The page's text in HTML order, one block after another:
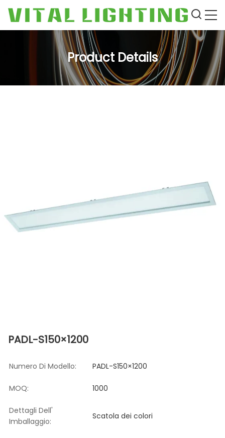
Product Details
PADL-S150×1200
Numero Di Modello: PADL-S150×1200
MOQ: 1000
Dettagli Dell'
Imballaggio:
Scatola dei colori